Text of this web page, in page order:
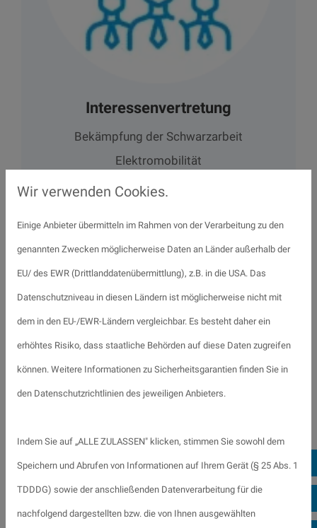
Interessenvertretung
Bekämpfung der Schwarzarbeit
Elektromobilität
u.v.m.
Mehr erfahren
Wir verwenden Cookies.
Einige Anbieter übermitteln im Rahmen von der Verarbeitung zu den
genannten Zwecken möglicherweise Daten an Länder außerhalb der
EU/ des EWR (Drittlanddatenübermittlung), z.B. in die USA. Das
Datenschutzniveau in diesen Ländern ist möglicherweise nicht mit
dem in den EU-/EWR-Ländern vergleichbar. Es besteht daher ein
erhöhtes Risiko, dass staatliche Behörden auf diese Daten zugreifen
können. Weitere Informationen zu Sicherheitsgarantien finden Sie in
den Datenschutzrichtlinien des jeweiligen Anbieters.
Indem Sie auf „ALLE ZULASSEN" klicken, stimmen Sie sowohl dem
Speichern und Abrufen von Informationen auf Ihrem Gerät (§ 25 Abs. 1
TDDDG) sowie der anschließenden Datenverarbeitung für die
nachfolgend dargestellten bzw. die von Ihnen ausgewählten